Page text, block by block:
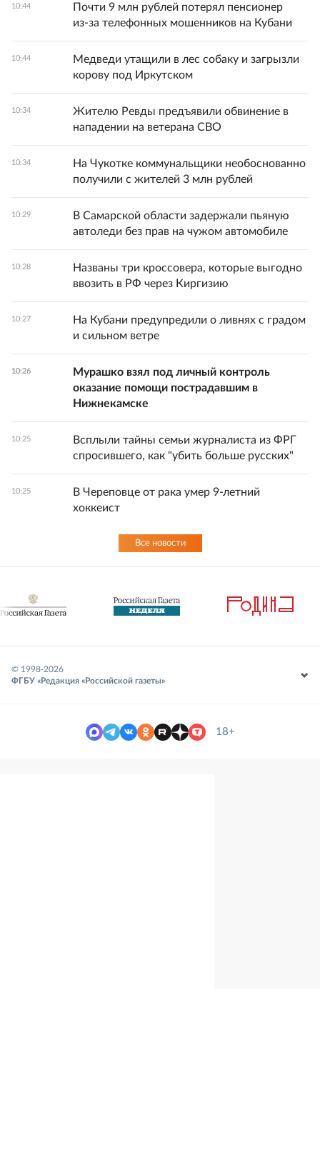
10:44
Почти 9 млн рублей потерял пенсионер
из‑за телефонных мошенников на Кубани
10:44
Медведи утащили в лес собаку и загрызли
корову под Иркутском
10:34
Жителю Ревды предъявили обвинение в
нападении на ветерана СВО
10:34
На Чукотке коммунальщики необоснованно
получили с жителей 3 млн рублей
10:29
В Самарской области задержали пьяную
автоледи без прав на чужом автомобиле
10:28
Названы три кроссовера, которые выгодно
ввозить в РФ через Киргизию
10:27
На Кубани предупредили о ливнях с градом
и сильном ветре
10:26
Мурашко взял под личный контроль
оказание помощи пострадавшим в
Нижнекамске
10:25
Всплыли тайны семьи журналиста из ФРГ
спросившего, как "убить больше русских"
10:25
В Череповце от рака умер 9-летний
хоккеист
Все новости
© 1998-2026
ФГБУ «Редакция «Российской газеты»
18+